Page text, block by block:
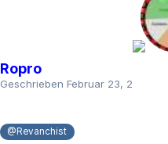
Ropro
Geschrieben Februar 23, 2023
@Revanchist